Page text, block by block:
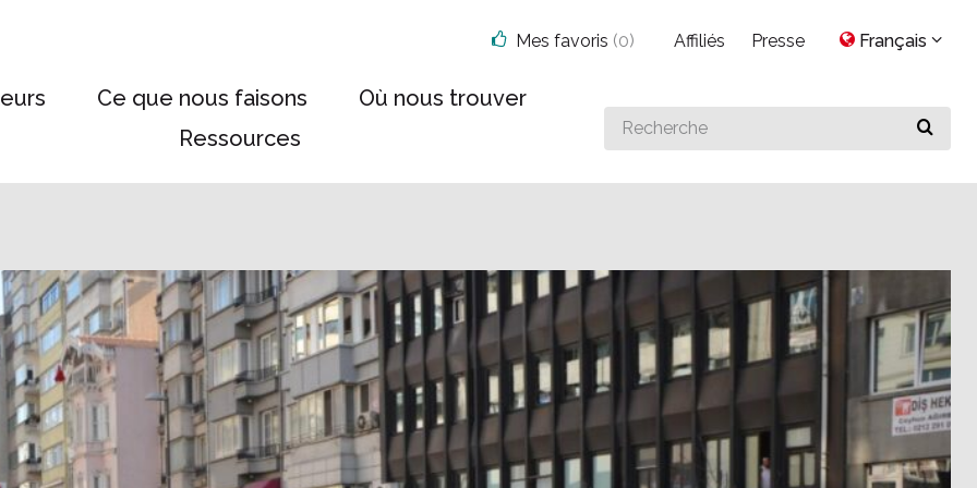
Ce que nous faisons
Où nous trouver
Ressources
Search
for
Mes favoris (0) Affiliés Presse Français